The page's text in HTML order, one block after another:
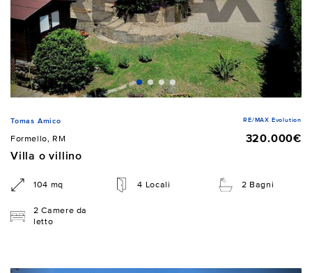
Tomas Amico RE/MAX Evolution
Formello, RM
320.000€
Villa o villino
104 mq 4 Locali 2 Bagni
2 Camere da
letto